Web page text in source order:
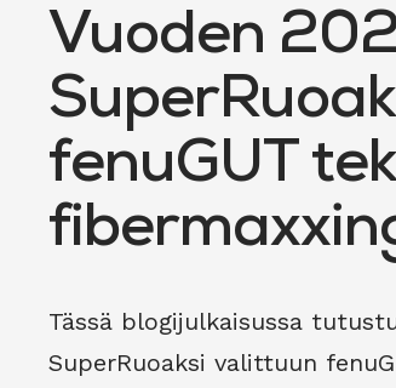
Vuoden
fenuGUT
Tässä blogijulkaisussa
SuperRuoaksi valittuun